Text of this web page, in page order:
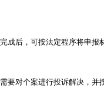
成后，可按法定程序将申报
要对个案进行投诉解决，并